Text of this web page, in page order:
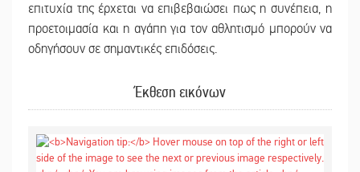
επιτυχία της έρχεται να επιβεβαιώσει πως η συνέπεια, η
προετοιμασία και η αγάπη για τον αθλητισμό μπορούν να
οδηγήσουν σε σημαντικές επιδόσεις.
Έκθεση εικόνων